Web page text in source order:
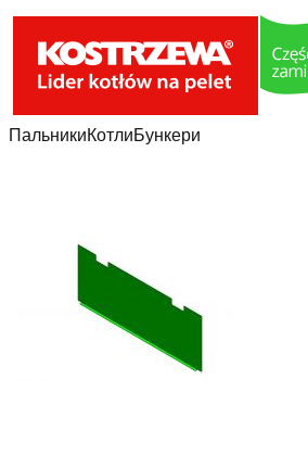
ПальникиКотлиБункери